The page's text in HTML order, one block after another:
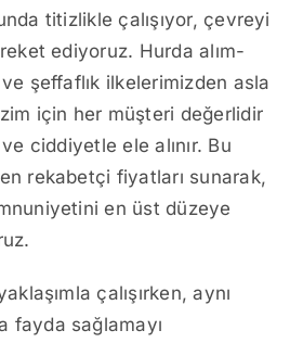
titizlikle çalışıyor, çevreyi
ediyoruz. Hurda alım-
şeffaflık ilkelerimizden asla
için her müşteri değerlidir
ciddiyetle ele alınır. Bu
rekabetçi fiyatları sunarak,
en üst düzeye
çalışırken, aynı
fayda sağlamayı